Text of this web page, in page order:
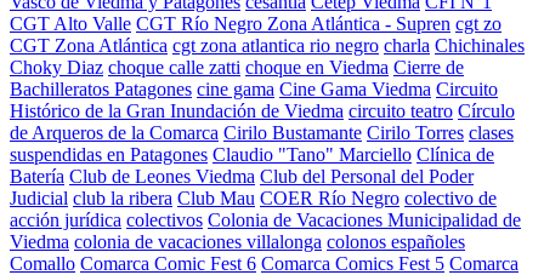
CGT Alto Valle CGT Río Negro Zona Atlántica - Supren cgt zo
CGT Zona Atlántica cgt zona atlantica rio negro charla Chichinales
Choky Diaz choque calle zatti choque en Viedma Cierre de
Bachilleratos Patagones cine gama Cine Gama Viedma Circuito
Histórico de la Gran Inundación de Viedma circuito teatro Círculo
de Arqueros de la Comarca Cirilo Bustamante Cirilo Torres clases
suspendidas en Patagones Claudio "Tano" Marciello Clínica de
Batería Club de Leones Viedma Club del Personal del Poder
Judicial club la ribera Club Mau COER Río Negro colectivo de
acción jurídica colectivos Colonia de Vacaciones Municipalidad de
Viedma colonia de vacaciones villalonga colonos españoles
Comallo Comarca Comic Fest 6 Comarca Comics Fest 5 Comarca